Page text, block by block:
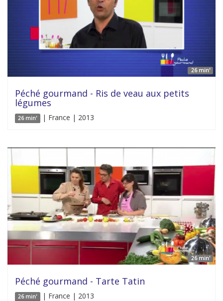
26 min'
Péché gourmand - Ris de veau aux petits
légumes
26 min' | France | 2013
26 min'
Péché gourmand - Tarte Tatin
26 min' | France | 2013